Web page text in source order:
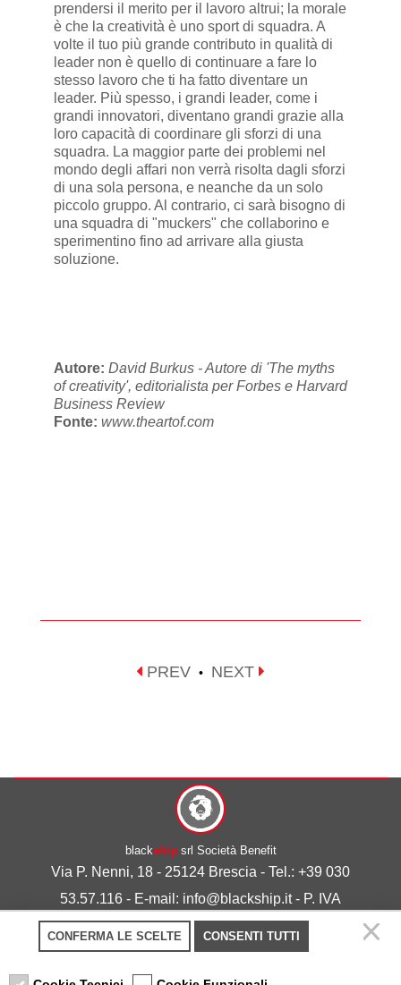
prendersi il merito per il lavoro altrui; la morale
è che la creatività è uno sport di squadra. A
volte il tuo più grande contributo in qualità di
leader non è quello di continuare a fare lo
stesso lavoro che ti ha fatto diventare un
leader. Più spesso, i grandi leader, come i
grandi innovatori, diventano grandi grazie alla
loro capacità di coordinare gli sforzi di una
squadra. La maggior parte dei problemi nel
mondo degli affari non verrà risolta dagli sforzi
di una sola persona, e neanche da un solo
piccolo gruppo. Al contrario, ci sarà bisogno di
una squadra di "muckers" che collaborino e
sperimentino fino ad arrivare alla giusta
soluzione.
Autore: David Burkus - Autore di 'The myths
of creativity', editorialista per Forbes e Harvard
Business Review
Fonte: www.theartof.com
PREV • NEXT
blackshipsrl Società Benefit
Via P. Nenni, 18 - 25124 Brescia - Tel.: +39 030
53.57.116 - E-mail: info@blackship.it - P. IVA
03492980986
Privacy policy-Cookie policy
CONFERMA LE SCELTE CONSENTI TUTTI